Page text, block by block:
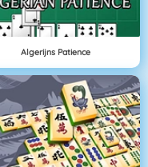
Algerijns Patience